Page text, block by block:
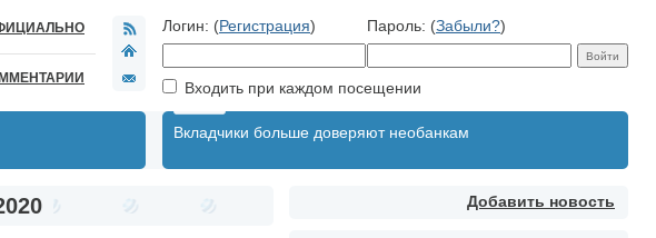
Логин: (Регистрация) Пароль: (Забыли?)
Входить при каждом посещении
Вкладчики больше доверяют необанкам
Добавить новость